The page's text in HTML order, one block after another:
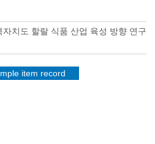
치도 할랄 식품 산업 육성 방향 연구
item record